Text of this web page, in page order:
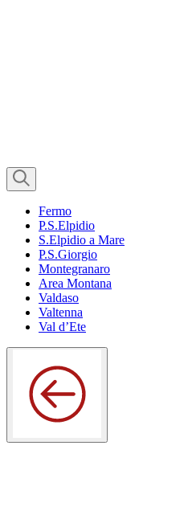
Fermo
P.S.Elpidio
S.Elpidio a Mare
P.S.Giorgio
Montegranaro
Area Montana
Valdaso
Valtenna
Val d’Ete